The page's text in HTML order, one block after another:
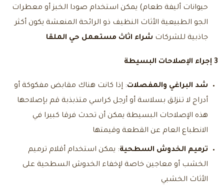
حيوانات أليفة طعام) يمكن استخدام صودا الخبز أو معطرات
الجو الطبيعية الأثاث النظيف ذو الرائحة المنعشة يكون أكثر
جاذبية للشركات شراء اثاث مستعمل حي الملقا
3 إجراء الإصلاحات البسيطة
شد البراغي والمفصلات: إذا كانت هناك مقابض مفكوكة أو
أدراج لا تنزلق بسلاسة أو أرجل كراسي متذبذبة قم بإصلاحها
هذه الإصلاحات البسيطة يمكن أن تحدث فرقا كبيرا في
الانطباع العام عن القطعة وقيمتها
ترميم الخدوش السطحية: يمكن استخدام أقلام ترميم
الخشب أو معاجين خاصة لإخفاء الخدوش السطحية على
الأثاث الخشبي